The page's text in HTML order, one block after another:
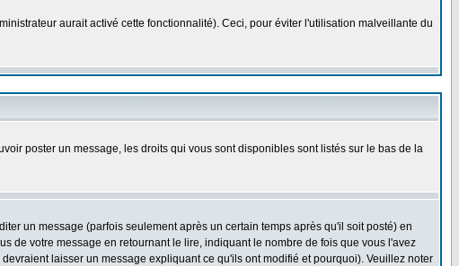
aurait activé cette fonctionnalité). Ceci, pour éviter l'utilisation malveillante du
poster un message, les droits qui vous sont disponibles sont listés sur le bas de la
un message (parfois seulement après un certain temps après qu'il soit posté) en
de votre message en retournant le lire, indiquant le nombre de fois que vous l'avez
laisser un message expliquant ce qu'ils ont modifié et pourquoi). Veuillez noter